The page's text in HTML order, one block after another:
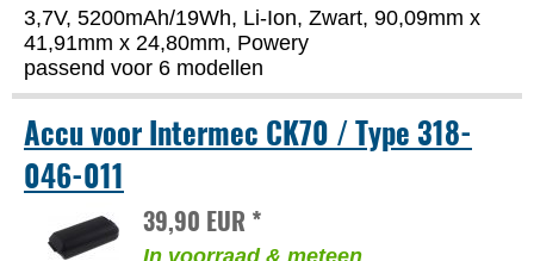
3,7V, 5200mAh/19Wh, Li-Ion, Zwart, 90,09mm x
41,91mm x 24,80mm, Powery
passend voor 6 modellen
Accu voor Intermec CK70 / Type 318-
046-011
39,90 EUR *
In voorraad & meteen